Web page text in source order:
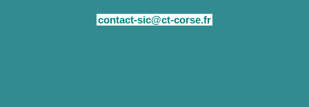
contact-sic@ct-corse.fr